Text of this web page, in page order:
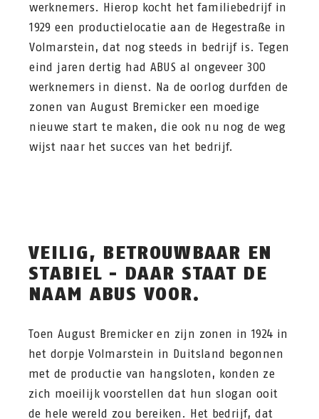
werknemers. Hierop kocht het familiebedrijf in
1929 een productielocatie aan de Hegestraße in
Volmarstein, dat nog steeds in bedrijf is. Tegen
eind jaren dertig had ABUS al ongeveer 300
werknemers in dienst. Na de oorlog durfden de
zonen van August Bremicker een moedige
nieuwe start te maken, die ook nu nog de weg
wijst naar het succes van het bedrijf.
VEILIG, BETROUWBAAR EN
STABIEL - DAAR STAAT DE
NAAM ABUS VOOR.
Toen August Bremicker en zijn zonen in 1924 in
het dorpje Volmarstein in Duitsland begonnen
met de productie van hangsloten, konden ze
zich moeilijk voorstellen dat hun slogan ooit
de hele wereld zou bereiken. Het bedrijf, dat